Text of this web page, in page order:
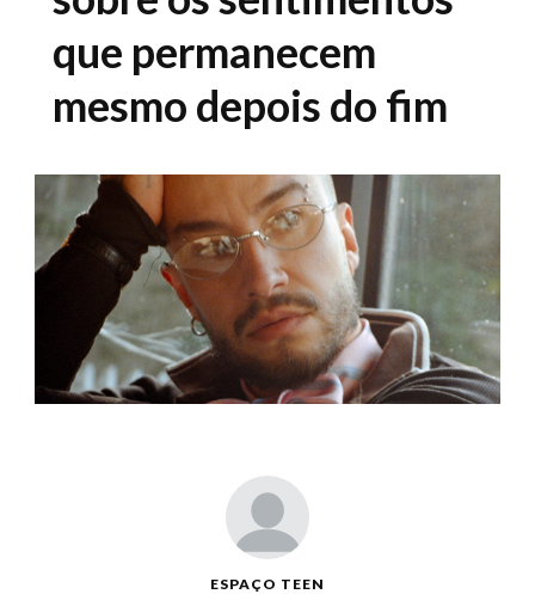
que permanecem
mesmo depois do fim
ESPAÇO TEEN